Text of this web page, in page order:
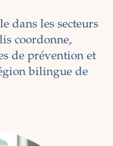
dans les secteurs
coordonne,
de prévention et
bilingue de